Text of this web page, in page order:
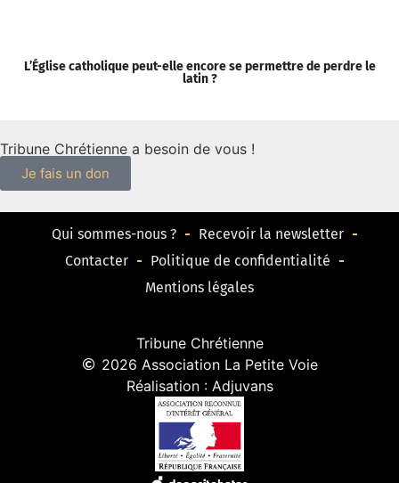
L’Église catholique peut-elle encore se permettre de perdre le
latin ?
Tribune Chrétienne a besoin de vous !
Je fais un don
Qui sommes-nous ?
Recevoir la newsletter
Contacter
Politique de confidentialité
Mentions légales
Tribune Chrétienne
2026 Association La Petite Voie
Réalisation : Adjuvans